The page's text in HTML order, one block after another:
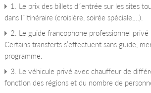
1. Le prix des billets d´entrée sur les sites
dans l´itinéraire (croisière, soirée spéciale,…).
2. Le guide francophone professionnel privé
Certains transferts s’effectuent sans guide,
programme.
3. Le véhicule privé avec chauffeur de
fonction des régions et du nombre de